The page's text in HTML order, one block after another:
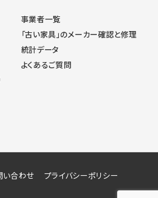
事業者一覧
「古い家具」のメーカー確認と修理
統計データ
よくあるご質問
い合わせ
プライバシーポリシー